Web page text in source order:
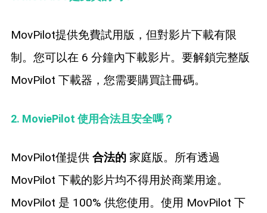
MovPilot提供免費試用版，但對影片下載有限
制。您可以在 6 分鐘內下載影片。要解鎖完整版
MovPilot 下載器，您需要購買註冊碼。
2. MoviePilot 使用合法且安全嗎？
MovPilot僅提供 合法的家庭版。所有透過
MovPilot 下載的影片均不得用於商業用途。
MovPilot 是 100% 供您使用。使用 MovPilot 下